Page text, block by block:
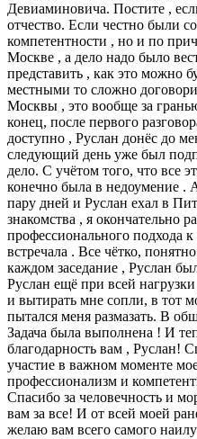
Девиаминовича. Постите ,
отчество. Если честно были
компетентности , но и по
Москве , а дело надо было
представить , как это можно
местными то сложно
Москвы , это вообще за
конец, после первого
доступно , Руслан донёс до
следующий день уже был
дело. С учётом того, что все
конечно была в недоумение
пару дней и Руслан ехал в
знакомства , я окончательно
профессионального подхода
встречала . Все чётко,
каждом заседание , Руслан
Руслан ещё при всей
и вытирать мне сопли, в тот
пытался меня размазать. В
Задача была выполнена ! И
благодарность вам , Руслан!
участие в важном моменте
профессионализм и
Спасибо за человечность и
вам за все! И от всей моей
желаю вам всего самого